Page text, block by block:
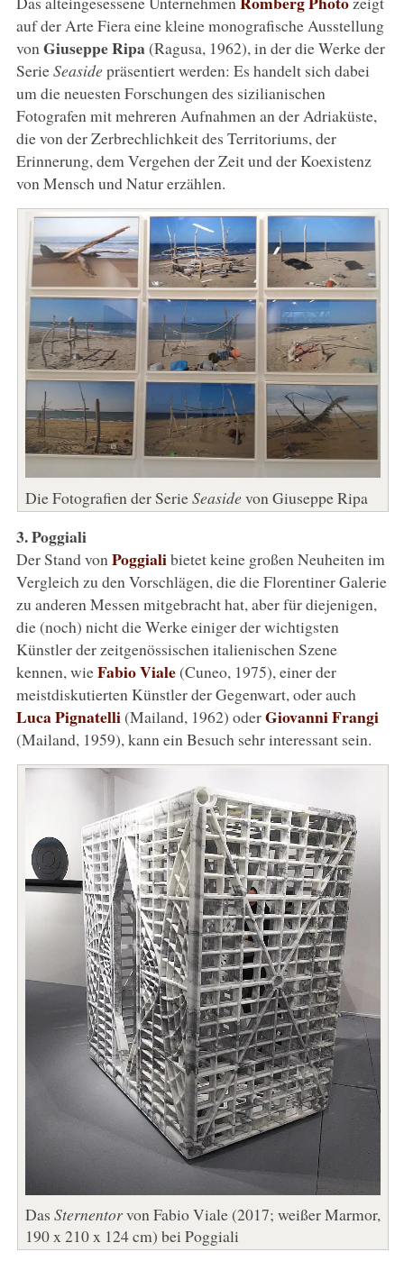
auf der Arte Fiera eine kleine monografische Ausstellung
von Giuseppe Ripa(Ragusa, 1962), in der die Werke der
SerieSeasidepräsentiert werden: Es handelt sich dabei
um die neuesten Forschungen des sizilianischen
Fotografen mit mehreren Aufnahmen an der Adriaküste,
die von der Zerbrechlichkeit des Territoriums, der
Erinnerung, dem Vergehen der Zeit und der Koexistenz
von Mensch und Natur erzählen.
Die Fotografien der SerieSeaside von Giuseppe Ripa
3. Poggiali
Der Stand von Poggialibietet keine großen Neuheiten im
Vergleich zu den Vorschlägen, die die Florentiner Galerie
zu anderen Messen mitgebracht hat, aber für diejenigen,
die (noch) nicht die Werke einiger der wichtigsten
Künstler der zeitgenössischen italienischen Szene
kennen, wieFabio Viale(Cuneo, 1975), einer der
meistdiskutierten Künstler der Gegenwart, oder auch
Luca Pignatelli(Mailand, 1962) oderGiovanni Frangi
(Mailand, 1959), kann ein Besuch sehr interessant sein.
Das Sternentorvon Fabio Viale (2017; weißer Marmor,
190 x 210 x 124 cm) bei Poggiali